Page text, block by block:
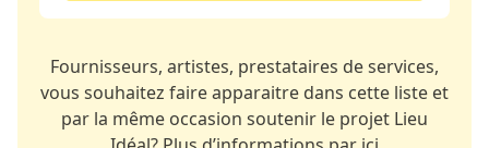
Fournisseurs, artistes, prestataires de services,
vous souhaitez faire apparaitre dans cette liste et
par la même occasion soutenir le projet Lieu